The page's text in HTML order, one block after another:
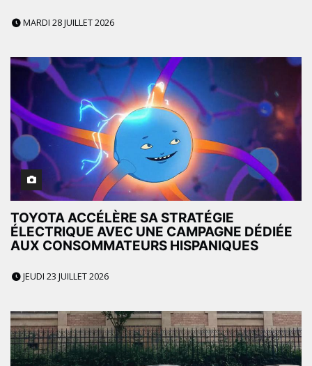
MARDI 28 JUILLET 2026
TOYOTA ACCÉLÈRE SA STRATÉGIE
ÉLECTRIQUE AVEC UNE CAMPAGNE DÉDIÉE
AUX CONSOMMATEURS HISPANIQUES
JEUDI 23 JUILLET 2026